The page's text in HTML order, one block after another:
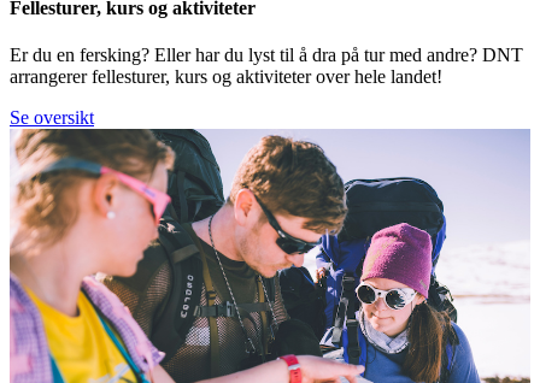
Fellesturer, kurs og aktiviteter
Er du en fersking? Eller har du lyst til å dra på tur med andre? DNT
arrangerer fellesturer, kurs og aktiviteter over hele landet!
Se oversikt